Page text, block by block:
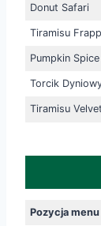
Donut Safari
Tiramisu
Pumpkin
Torcik
Tiramisu
Pozycja menu